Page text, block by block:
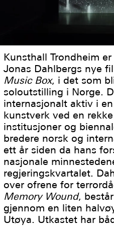
Kunsthall Trondheim
Jonas Dahlbergs nye
Music Box, i det som
soloutstilling i Norge.
internasjonalt aktiv i
kunstverk ved en
institusjoner og
bredere norsk og
ett år siden da hans
nasjonale
regjeringskvartalet.
over ofrene for
Memory Wound,
gjennom en liten
Utøya. Utkastet har